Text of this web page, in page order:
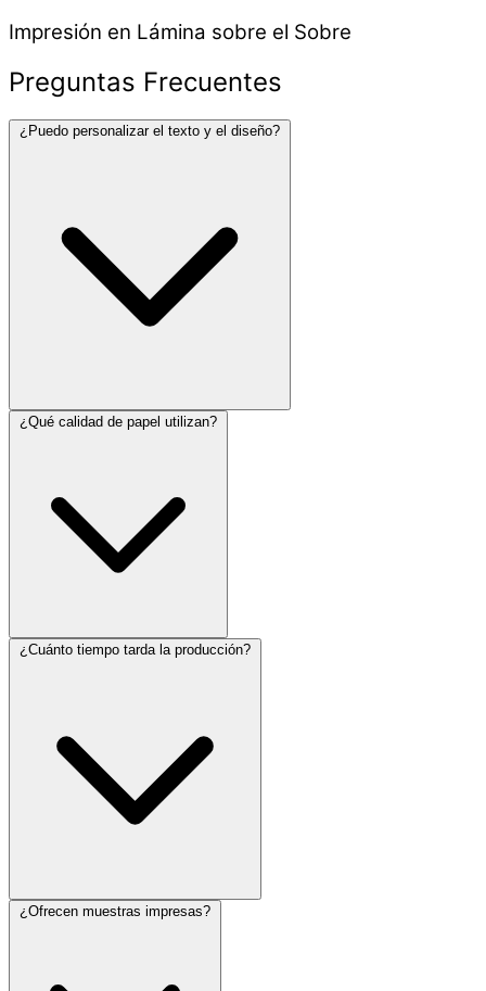
Impresión en Lámina sobre el Sobre
Preguntas Frecuentes
¿Puedo personalizar el texto y el diseño?
¿Qué calidad de papel utilizan?
¿Cuánto tiempo tarda la producción?
¿Ofrecen muestras impresas?